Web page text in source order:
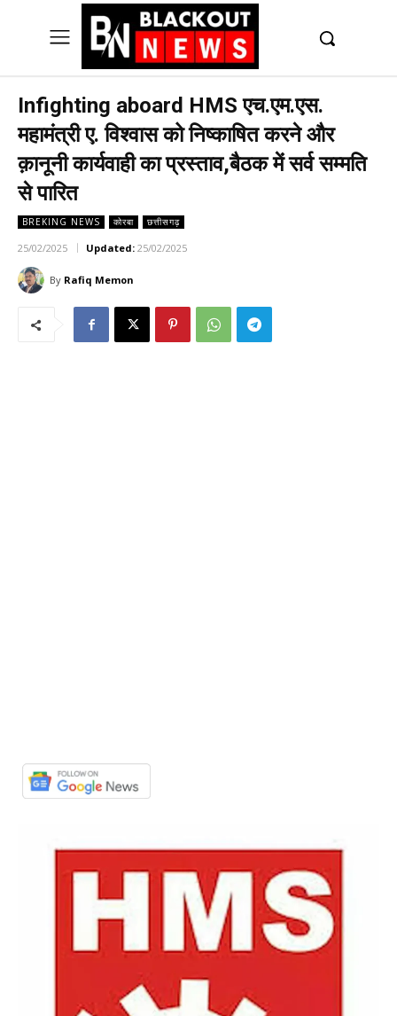
Infighting aboard HMS एच.एम.एस.
महामंत्री ए. विश्वास को निष्काषित करने और
क़ानूनी कार्यवाही का प्रस्ताव,बैठक में सर्व सम्मति
से पारित
BREKING NEWS कोरबा छत्तीसगढ़
25/02/2025 Updated: 25/02/2025
By Rafiq Memon